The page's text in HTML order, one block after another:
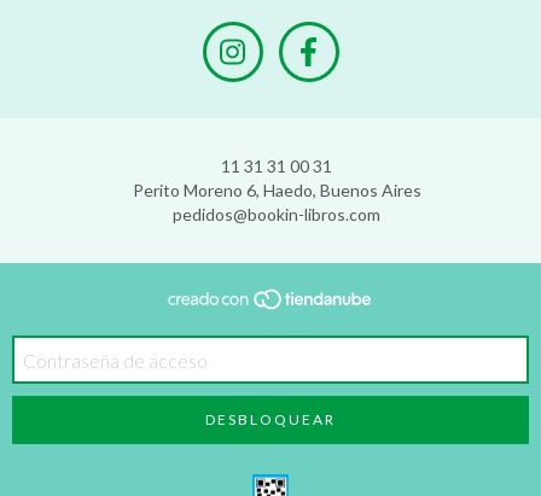
11 31 31 00 31
Perito Moreno 6, Haedo, Buenos Aires
pedidos@bookin-libros.com